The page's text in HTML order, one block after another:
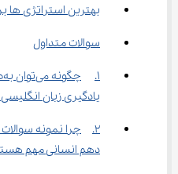
بهترین استراتژی ‌ها برای فتح قلعه زبان انگلیسی
سوالات متداول
یادگیری زبان
2.	چرا نمونه
دهم انسانی مهم